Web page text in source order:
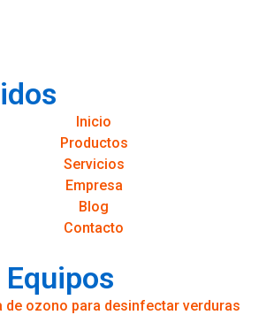
Inicio
Productos
Servicios
Empresa
Blog
Contacto
de ozono para desinfectar verduras